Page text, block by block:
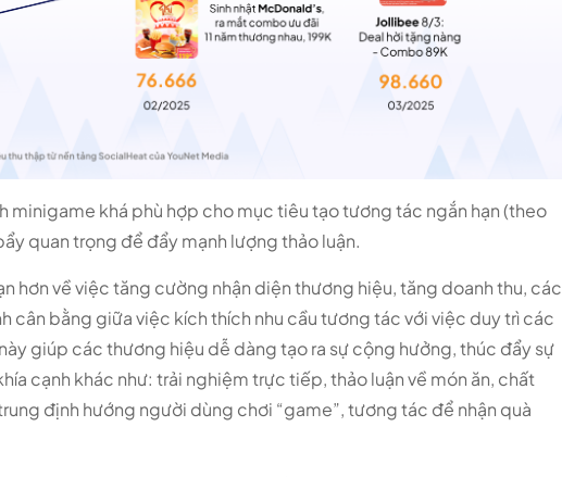
minigame khá phù hợp cho mục tiêu tạo tương tác ngắn hạn (theo
quan trọng để đẩy mạnh lượng thảo luận.
hơn về việc tăng cường nhận diện thương hiệu, tăng doanh thu, các
cân bằng giữa việc kích thích nhu cầu tương tác với việc duy trì các
giúp các thương hiệu dễ dàng tạo ra sự cộng hưởng, thúc đẩy sự
cạnh khác như: trải nghiệm trực tiếp, thảo luận về món ăn, chất
định hướng người dùng chơi “game”, tương tác để nhận quà